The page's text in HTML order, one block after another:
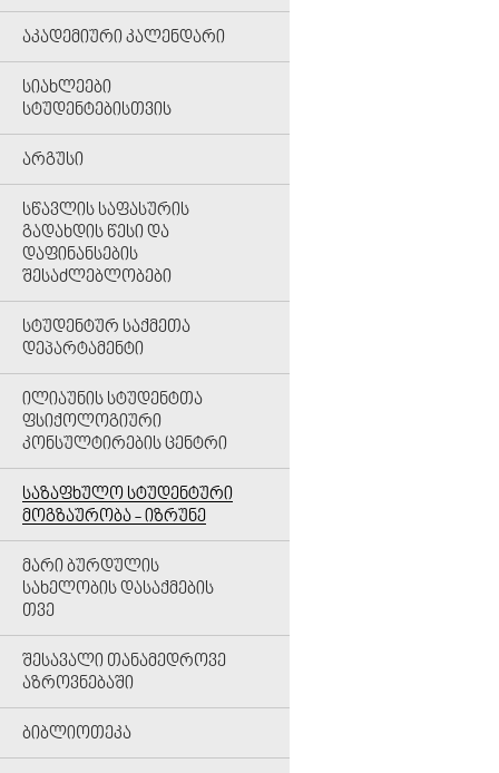
ᲐᲙᲐᲓᲔᲛᲘᲣᲠᲘ ᲙᲐᲚᲔᲜᲓᲐᲠᲘ
ᲡᲘᲐᲮᲚᲔᲔᲑᲘ
ᲡᲢᲣᲓᲔᲜᲢᲔᲑᲘᲡᲗᲕᲘᲡ
ᲐᲠᲒᲣᲡᲘ
ᲡᲬᲐᲕᲚᲘᲡ ᲡᲐᲤᲐᲡᲣᲠᲘᲡ
ᲒᲐᲓᲐᲮᲓᲘᲡ ᲬᲔᲡᲘ ᲓᲐ
ᲓᲐᲤᲘᲜᲐᲜᲡᲔᲑᲘᲡ
ᲨᲔᲡᲐᲫᲚᲔᲑᲚᲝᲑᲔᲑᲘ
ᲡᲢᲣᲓᲔᲜᲢᲣᲠ ᲡᲐᲥᲛᲔᲗᲐ
ᲓᲔᲞᲐᲠᲢᲐᲛᲔᲜᲢᲘ
ᲘᲚᲘᲐᲣᲜᲘᲡ ᲡᲢᲣᲓᲔᲜᲢᲗᲐ
ᲤᲡᲘᲥᲝᲚᲝᲒᲘᲣᲠᲘ
ᲙᲝᲜᲡᲣᲚᲢᲘᲠᲔᲑᲘᲡ ᲪᲔᲜᲢᲠᲘ
ᲡᲐᲖᲐᲤᲮᲣᲚᲝ ᲡᲢᲣᲓᲔᲜᲢᲣᲠᲘ
ᲛᲝᲒᲖᲐᲣᲠᲝᲑᲐ - ᲘᲖᲠᲣᲜᲔ
ᲛᲐᲠᲘ ᲑᲣᲠᲓᲣᲚᲘᲡ
ᲡᲐᲮᲔᲚᲝᲑᲘᲡ ᲓᲐᲡᲐᲥᲛᲔᲑᲘᲡ
ᲗᲕᲔ
ᲨᲔᲡᲐᲕᲐᲚᲘ ᲗᲐᲜᲐᲛᲔᲓᲠᲝᲕᲔ
ᲐᲖᲠᲝᲕᲜᲔᲑᲐᲨᲘ
ᲑᲘᲑᲚᲘᲝᲗᲔᲙᲐ